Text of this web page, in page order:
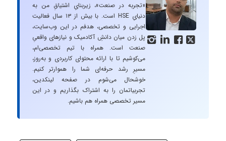
   
«تجربه در صنعت»، زیربنایِ اشتیاقِ من به
دنیایِ HSE است. با بیش از ۱۳ سال فعالیت
اجرایی و تخصصی، هدفم در این وب‌سایت،
پل زدن میان دانشِ آکادمیک و نیازهای واقعیِ
صنعت است. همراه با تیم تخصصی‌ام،
می‌کوشیم تا با ارائه محتوای کاربردی و به‌روز،
مسیرِ رشد حرفه‌ای شما را هموارتر کنیم.
خوشحال می‌شوم در صفحه لینکدین،
تجربیاتمان را به اشتراک بگذاریم و در این
مسیر تخصصی همراه هم باشیم.